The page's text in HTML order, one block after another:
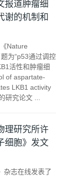
报道肿瘤细
谢的机制和
Nature
为“p53通过调控
活性和肿瘤细
of aspartate-
LKB1 activity
研究论文 ...
理研究所许
细胞》发文
杂志在线发表了